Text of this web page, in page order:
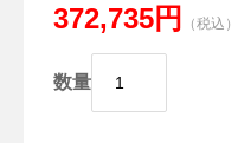
372,735円 （税込）
数量